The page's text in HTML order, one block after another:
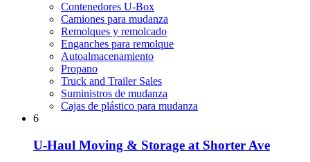
Contenedores U-Box
Camiones para mudanza
Remolques y remolcado
Enganches para remolque
Autoalmacenamiento
Propano
Truck and Trailer Sales
Suministros de mudanza
Cajas de plástico para mudanza
6
U-Haul Moving & Storage at Shorter Ave